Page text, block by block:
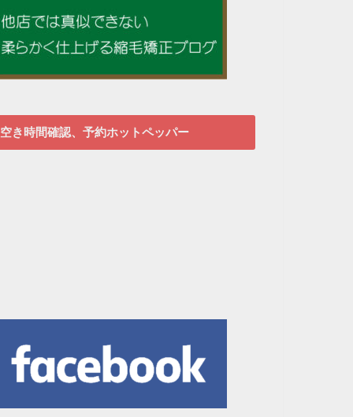
空き時間確認、予約ホットペッパー